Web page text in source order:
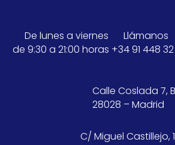
De lunes a viernes
de 9:30 a 21:00 horas
Llámanos
+34 91 448 32
Calle Coslada 7,
28028 – Madrid
C/ Miguel Castillejo,